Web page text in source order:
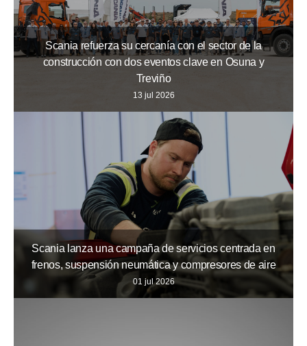
Scania refuerza su cercanía con el sector de la
construcción con dos eventos clave en Osuna y
Treviño
13 jul 2026
Scania lanza una campaña de servicios centrada en
frenos, suspensión neumática y compresores de aire
01 jul 2026